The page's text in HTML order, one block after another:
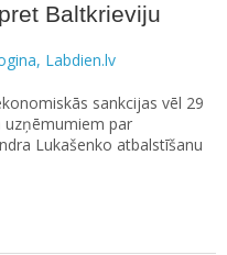
Baltkrieviju
Labdien.lv
sankcijas vēl 29
uzņēmumiem par
Lukašenko atbalstīšanu